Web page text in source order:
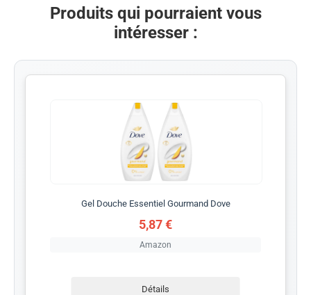
Produits qui pourraient vous
intéresser :
Gel Douche Essentiel Gourmand Dove
5,87 €
Amazon
Détails